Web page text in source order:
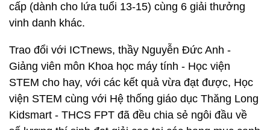
cấp (dành cho lứa tuổi 13-15) cùng 6 giải thưởng
vinh danh khác.
Trao đổi với ICTnews, thầy Nguyễn Đức Anh -
Giảng viên môn Khoa học máy tính - Học viện
STEM cho hay, với các kết quả vừa đạt được, Học
viện STEM cùng với Hệ thống giáo dục Thăng Long
Kidsmart - THCS FPT đã đều chia sẻ ngôi đầu về